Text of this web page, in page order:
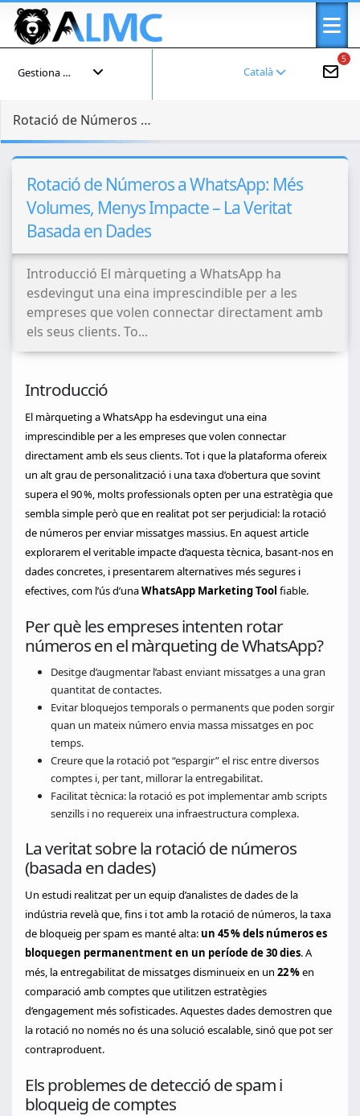
5
Català
Gestiona el teu compte
Rotació de Números a WhatsApp: Més Volumes, Menys Impacte – La Veritat Basada en Dades
Rotació de Números a WhatsApp: Més
Volumes, Menys Impacte – La Veritat
Basada en Dades
Introducció El màrqueting a WhatsApp ha
esdevingut una eina imprescindible per a les
empreses que volen connectar directament amb
els seus clients. To...
Introducció
El màrqueting a WhatsApp ha esdevingut una eina
imprescindible per a les empreses que volen connectar
directament amb els seus clients. Tot i que la plataforma ofereix
un alt grau de personalització i una taxa d’obertura que sovint
supera el 90 %, molts professionals opten per una estratègia que
sembla simple però que en realitat pot ser perjudicial: la rotació
de números per enviar missatges massius. En aquest article
explorarem el veritable impacte d’aquesta tècnica, basant-nos en
dades concretes, i presentarem alternatives més segures i
efectives, com l’ús d’unaWhatsApp Marketing Tool fiable.
Per què les empreses intenten rotar
números en el màrqueting de WhatsApp?
Desitge d’augmentar l’abast enviant missatges a una gran
quantitat de contactes.
Evitar bloquejos temporals o permanents que poden sorgir
quan un mateix número envia massa missatges en poc
temps.
Creure que la rotació pot “espargir” el risc entre diversos
comptes i, per tant, millorar la entregabilitat.
Facilitat tècnica: la rotació es pot implementar amb scripts
senzills i no requereix una infraestructura complexa.
La veritat sobre la rotació de números
(basada en dades)
Un estudi realitzat per un equip d’analistes de dades de la
indústria revelà que, fins i tot amb la rotació de números, la taxa
de bloqueig per spam es manté alta: un 45 % dels números es
bloquegen permanentment en un període de 30 dies. A
més, la entregabilitat de missatges disminueix en un 22 %en
comparació amb comptes que utilitzen estratègies
d’engagement més sofisticades. Aquestes dades demostren que
la rotació no només no és una solució escalable, sinó que pot ser
contraproduent.
Els problemes de detecció de spam i
bloqueig de comptes